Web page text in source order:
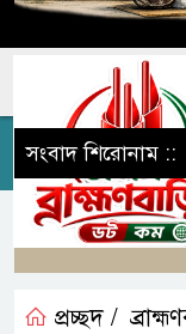
সংবাদ শিরোনাম ::
বিরুদ্ধে
প্রচ্ছদ /